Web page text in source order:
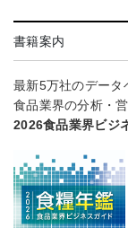
書籍案内
最新5万社のデータ
食品業界の分析・
2026食品業界ビジ